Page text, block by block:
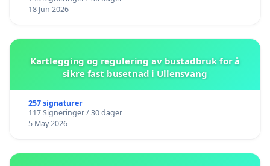
18 Jun 2026
Kartlegging og regulering av bustadbruk for å
sikre fast busetnad i Ullensvang
257 signaturer
117 Signeringer / 30 dager
5 May 2026